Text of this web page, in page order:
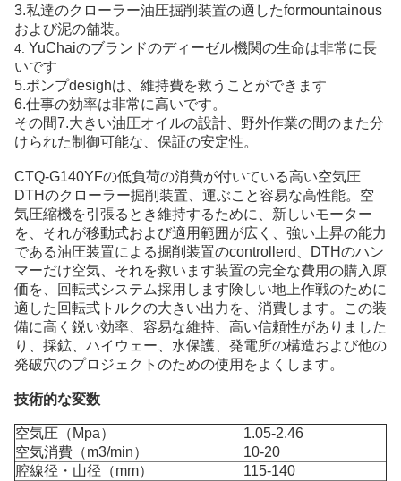
3.私達のクローラー油圧掘削装置の適したformountainous
および泥の舗装。
4. YuChaiのブランドのディーゼル機関の生命は非常に長
いです
5.ポンプdesighは、維持費を救うことができます
6.仕事の効率は非常に高いです。
その間7.大きい油圧オイルの設計、野外作業の間のまた分
けられた制御可能な、保証の安定性。
CTQ-G140YFの低負荷の消費が付いている高い空気圧
DTHのクローラー掘削装置、運ぶこと容易な高性能。空
気圧縮機を引張るとき維持するために、新しいモーター
を、それが移動式および適用範囲が広く、強い上昇の能力
である油圧装置による掘削装置のcontrollerd、DTHのハン
マーだけ空気、それを救います装置の完全な費用の購入原
価を、回転式システム採用します険しい地上作戦のために
適した回転式トルクの大きい出力を、消費します。この装
備に高く鋭い効率、容易な維持、高い信頼性がありました
り、採鉱、ハイウェー、水保護、発電所の構造および他の
発破穴のプロジェクトのための使用をよくします。
技術的な変数
空気圧（Mpa）
1.05-2.46
空気消費（m3/min）
10-20
腔線径・山径（mm）
115-140